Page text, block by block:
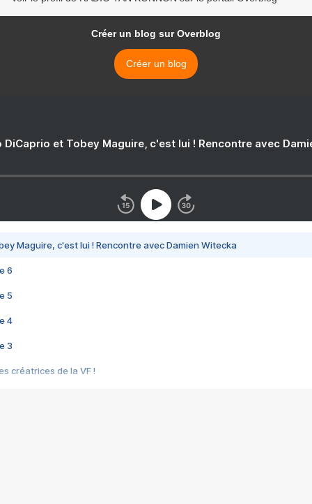
Créer un blog sur Overblog
Créer un blog
DiCaprio et Tobey Maguire, c'est lui ! Rencontre avec
Maguire, c'est lui ! Rencontre avec Damien Witecka
6
5
4
3
créatrices de la VF !